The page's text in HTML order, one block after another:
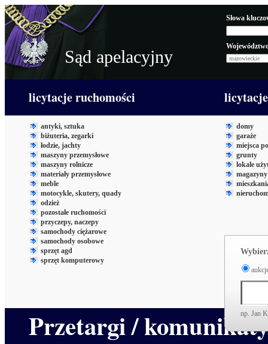
Sąd apelacyjny
Słowa
licytacje ruchomości
antyki, sztuka
biżuteria, zegarki
łodzie, jachty
maszyny przemysłowe
maszyny rolnicze
materiały przemysłowe
meble
motocykle, skutery, quady
odzież
pozostałe ruchomości
przyczepy, naczepy
samochody ciężarowe
samochody osobowe
sprzęt agd
sprzęt komputerowy
domy
garaże
miejsca
grunty
lokale
Przetargi / np. Jan